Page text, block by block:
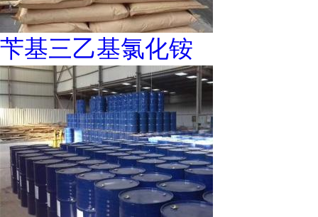
苄基三乙基氯化铵